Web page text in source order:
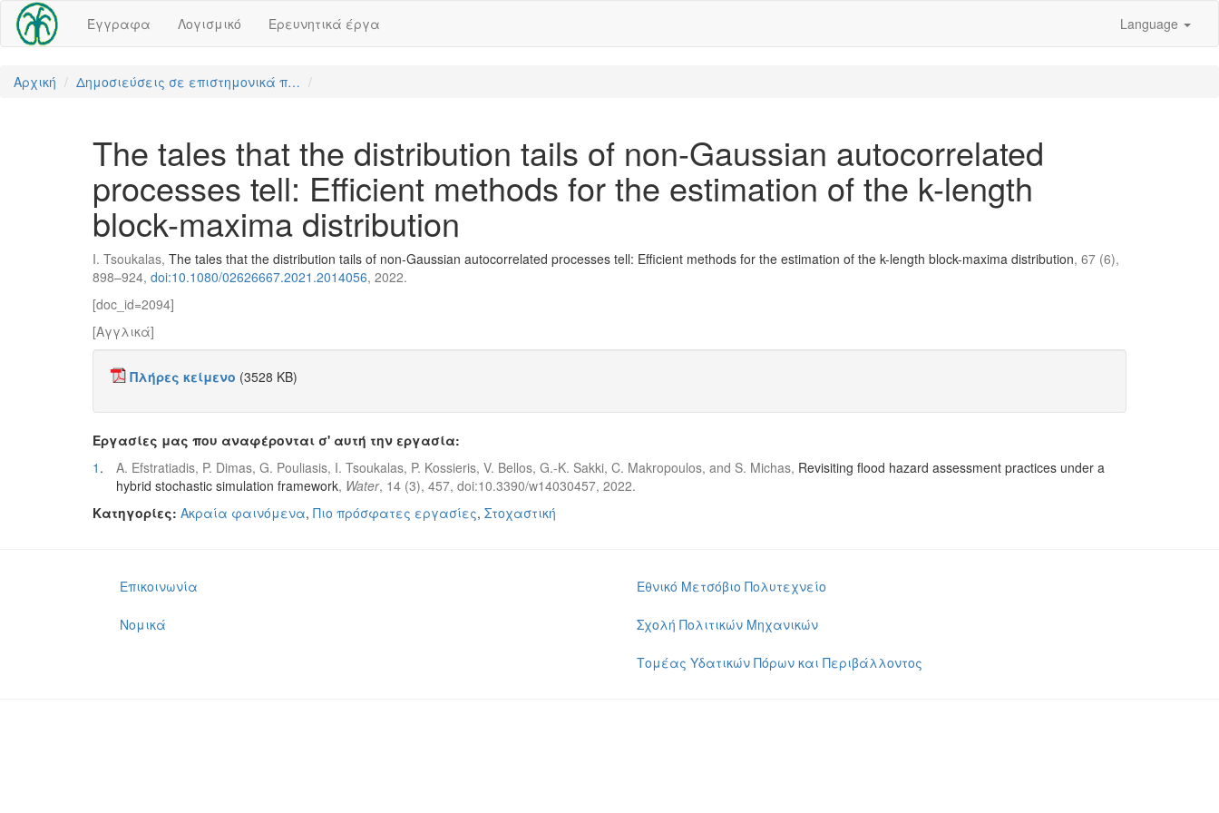
Έγγραφα Λογισμικό Ερευνητικά έργα Language
Αρχική Δημοσιεύσεις σε επιστημονικά π…
The tales that the distribution tails of non-Gaussian autocorrelated
processes tell: Efficient methods for the estimation of the k-length
block-maxima distribution
I. Tsoukalas, The tales that the distribution tails of non-Gaussian autocorrelated processes tell: Efficient methods for the estimation of the k-length block-maxima distribution, 67 (6),
898–924, doi:10.1080/02626667.2021.2014056, 2022.
[doc_id=2094]
[Αγγλικά]
Πλήρες κείμενο (3528 KB)
Εργασίες μας που αναφέρονται σ' αυτή την εργασία:
1 . A. Efstratiadis, P. Dimas, G. Pouliasis, I. Tsoukalas, P. Kossieris, V. Bellos, G.-K. Sakki, C. Makropoulos, and S. Michas, Revisiting flood hazard assessment practices under a
hybrid stochastic simulation framework, Water, 14 (3), 457, doi:10.3390/w14030457, 2022.
Κατηγορίες: Ακραία φαινόμενα, Πιο πρόσφατες εργασίες, Στοχαστική
Επικοινωνία
Νομικά
Εθνικό Μετσόβιο Πολυτεχνείο
Σχολή Πολιτικών Μηχανικών
Τομέας Υδατικών Πόρων και Περιβάλλοντος